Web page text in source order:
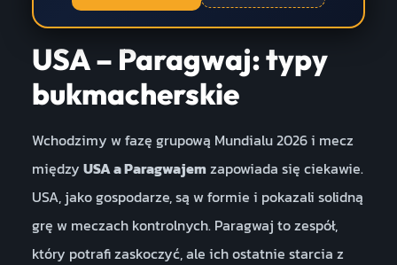
USA – Paragwaj: typy
bukmacherskie
Wchodzimy w fazę grupową Mundialu 2026 i mecz
między USA a Paragwajemzapowiada się ciekawie.
USA, jako gospodarze, są w formie i pokazali solidną
grę w meczach kontrolnych. Paragwaj to zespół,
który potrafi zaskoczyć, ale ich ostatnie starcia z